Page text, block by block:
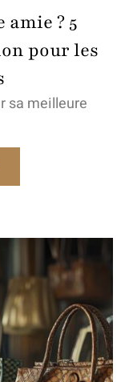
? 5
pour les
sa meilleure